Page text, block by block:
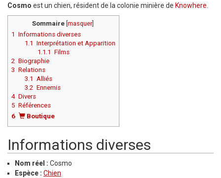
Cosmo est un chien, résident de la colonie minière de Knowhere
Sommaire[ masquer]
1 Informations diverses
1.1 Interprétation et Apparition
1.1.1
Films
2 Biographie
3 Relations
3.1
Alliés
3.2 Ennemis
4 Divers
5 Références
6
Boutique
Informations diverses
Nom réel : Cosmo
Espèce : Chien